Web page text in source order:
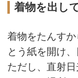
着物を出し
着物をたんす
とう紙を開け
ただし、直射